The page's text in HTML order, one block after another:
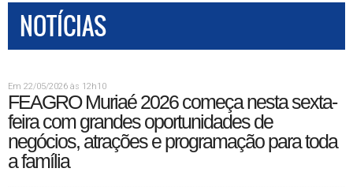
NOTÍCIAS
Em 22/05/2026 às 12h10
FEAGRO Muriaé 2026 começa nesta sexta-
feira com grandes oportunidades de
negócios, atrações e programação para toda
a família